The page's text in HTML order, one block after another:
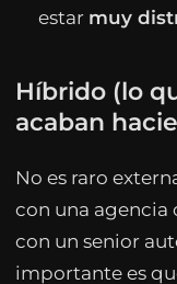
estar muy
Híbrido (lo
acaban
No es raro
con una agencia
con un senior
importante es